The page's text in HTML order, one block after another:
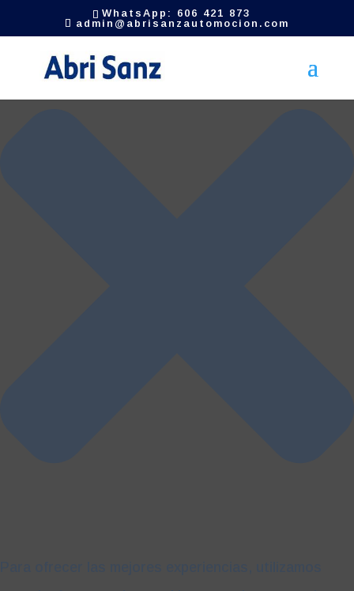
Gestionar el consentimiento de las cookies
WhatsApp: 606 421 873
admin@abrisanzautomocion.com